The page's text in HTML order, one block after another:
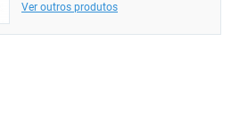
Ver outros produtos